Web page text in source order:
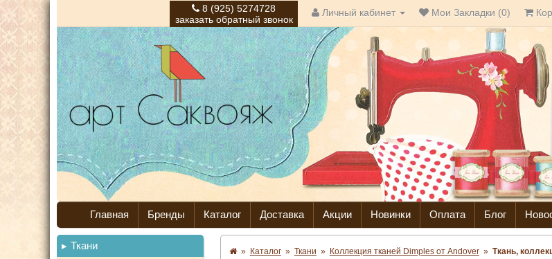
8 (925) 5274728
заказать обратный звонок
Личный кабинет Мои Закладки (0)
Главная Бренды Каталог Доставка Акции Новинки Оплата Блог
Ткани
» Каталог » Ткани » Коллекция тканей Dimples от Andover » Ткань,